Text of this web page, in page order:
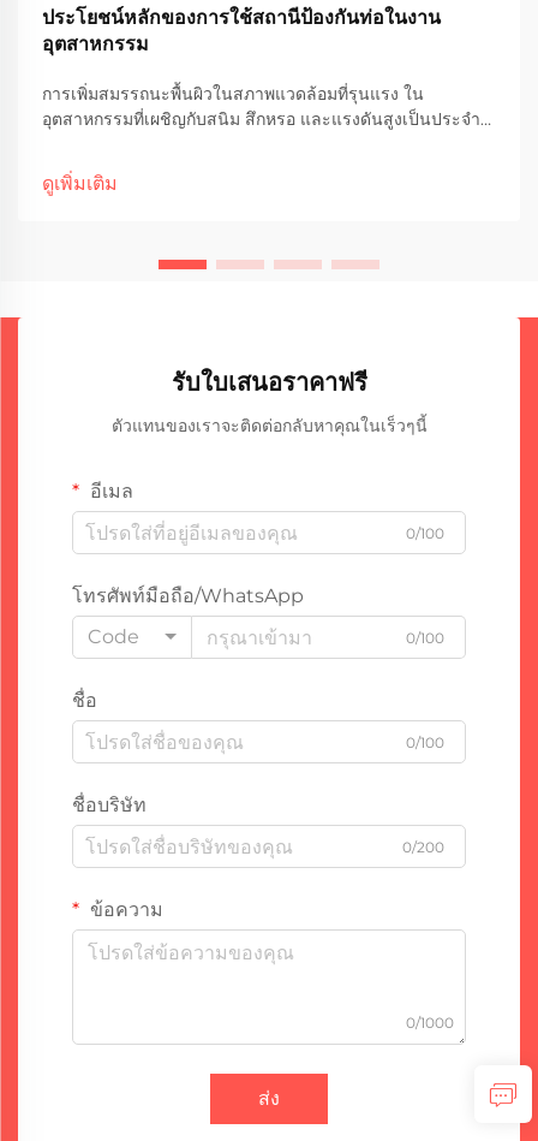
ประโยชน์หลักของการใช้สถานีป้องกันท่อในงาน
อุตสาหกรรม
การเพิ่มสมรรถนะพื้นผิวในสภาพแวดล้อมที่รุนแรง ใน
อุตสาหกรรมที่เผชิญกับสนิม สึกหรอ และแรงดันสูงเป็นประจำ
การรักษาประสิทธิภาพในการดำเนินงาน สถานีป้องกันการ
กัดกร่อนบนท่อ...
ดูเพิ่มเติม
รับใบเสนอราคาฟรี
ตัวแทนของเราจะติดต่อกลับหาคุณในเร็วๆนี้
อีเมล
0/100
โทรศัพท์มือถือ/WhatsApp
Code
0/100
ชื่อ
0/100
ชื่อบริษัท
0/200
ข้อความ
0/1000
ส่ง